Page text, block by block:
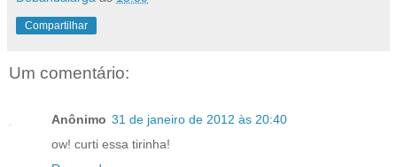
Compartilhar
Um comentário:
Anônimo 31 de janeiro de 2012 às 20:40
ow! curti essa tirinha!